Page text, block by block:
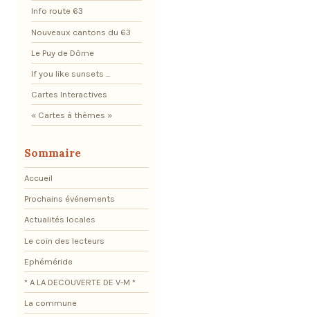
Info route 63
Nouveaux cantons du 63
Le Puy de Dôme
If you like sunsets ...
Cartes Interactives
« Cartes à thèmes »
Sommaire
Accueil
Prochains événements
Actualités locales
Le coin des lecteurs
Ephéméride
* A LA DECOUVERTE DE V-M *
La commune